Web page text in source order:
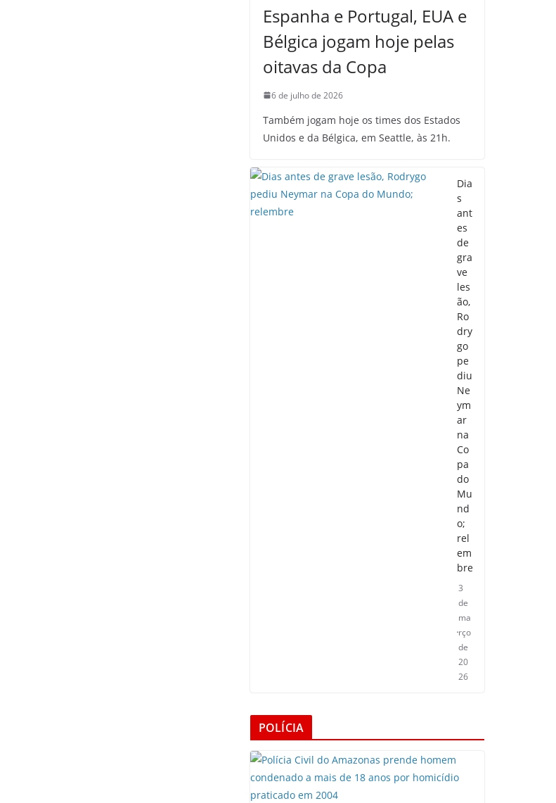
Espanha e Portugal, EUA e
Bélgica jogam hoje pelas
oitavas da Copa
6 de julho de 2026
Também jogam hoje os times dos Estados
Unidos e da Bélgica, em Seattle, às 21h.
Dia
s
ant
es
de
gra
ve
les
ão,
Ro
dry
go
pe
diu
Ne
ym
ar
na
Co
pa
do
Mu
nd
o;
rel
em
bre
3
de
ma
rço
de
20
26
POLÍCIA